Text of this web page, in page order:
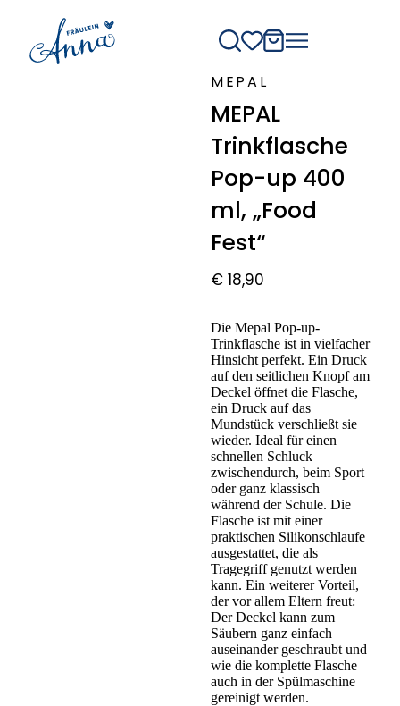
MEPAL
MEPAL
Trinkflasche
Pop-up 400
ml, „Food
Fest“
€18,90
Die Mepal Pop-up-
Trinkflasche ist in vielfacher
Hinsicht perfekt. Ein Druck
auf den seitlichen Knopf am
Deckel öffnet die Flasche,
ein Druck auf das
Mundstück verschließt sie
wieder. Ideal für einen
schnellen Schluck
zwischendurch, beim Sport
oder ganz klassisch
während der Schule. Die
Flasche ist mit einer
praktischen Silikonschlaufe
ausgestattet, die als
Tragegriff genutzt werden
kann. Ein weiterer Vorteil,
der vor allem Eltern freut:
Der Deckel kann zum
Säubern ganz einfach
auseinander geschraubt und
wie die komplette Flasche
auch in der Spülmaschine
gereinigt werden.